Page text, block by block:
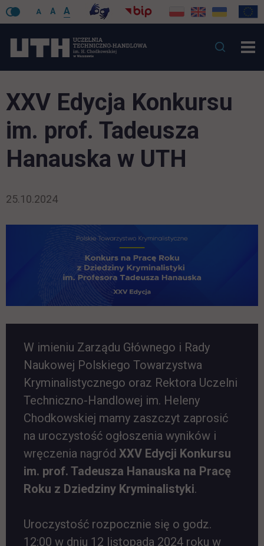
A A A
XXV Edycja Konkursu
im. prof. Tadeusza
Hanauska w UTH
25.10.2024
W imieniu Zarządu Głównego i Rady
Naukowej Polskiego Towarzystwa
Kryminalistycznego oraz Rektora Uczelni
Techniczno-Handlowej im. Heleny
Chodkowskiej mamy zaszczyt zaprosić
na uroczystość ogłoszenia wyników i
wręczenia nagród XXV Edycji Konkursu
im. prof. Tadeusza Hanauska na Pracę
Roku z Dziedziny Kryminalistyki.
Uroczystość rozpocznie się o godz.
12:00 w dniu 12 listopada 2024 roku w